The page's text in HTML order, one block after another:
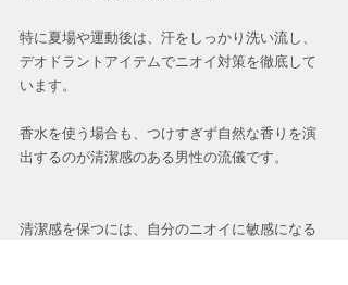
特に夏場や運動後は、汗をしっかり洗い流し、
デオドラントアイテムでニオイ対策を徹底して
います。
香水を使う場合も、つけすぎず自然な香りを演
出するのが清潔感のある男性の流儀です。
清潔感を保つには、自分のニオイに敏感になる